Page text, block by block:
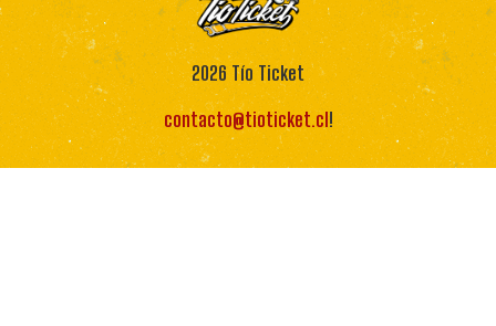
2026 Tío Ticket
contacto@tioticket.cl!